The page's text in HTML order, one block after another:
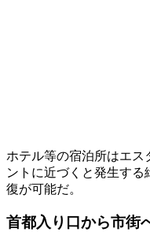
ホテル等の宿泊所はエス
ントに近づくと発生する
復が可能だ。
首都入り口から市街